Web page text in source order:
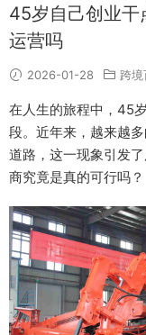
45岁自己创业
运营吗
2026-01-28 跨境
在人生的旅程中，45
段。近年来，越来越
道路，这一现象引发
商究竟是真的可行吗？